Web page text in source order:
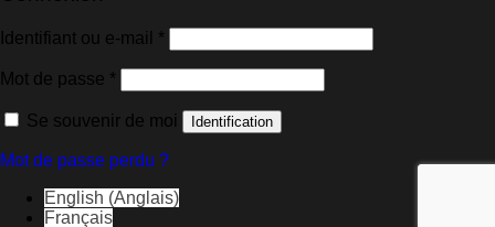
Identifiant ou e-mail *
Mot de passe *
Se souvenir de moi Identification
Mot de passe perdu ?
English (Anglais)
Français